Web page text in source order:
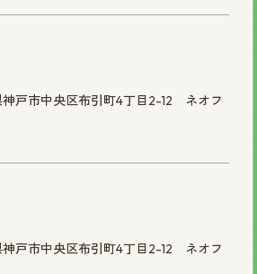
戸市中央区布引町4丁目2-12 ネオフ
戸市中央区布引町4丁目2-12 ネオフ